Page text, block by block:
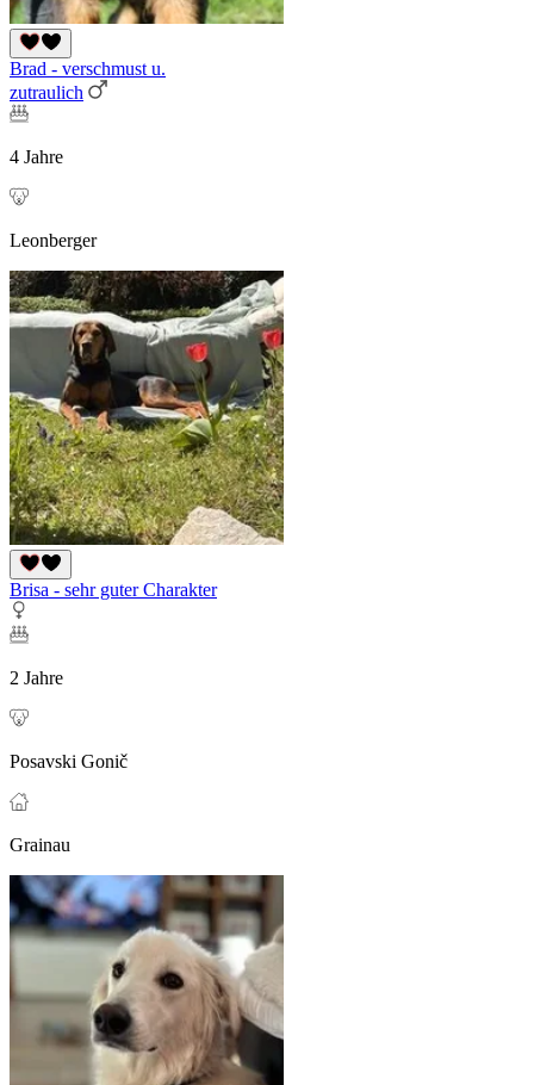
Brad - verschmust u.
zutraulich
4 Jahre
Leonberger
Brisa - sehr guter Charakter
2 Jahre
Posavski Gonič
Grainau